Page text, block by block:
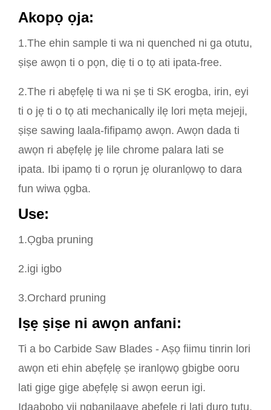
Akopọ ọja:
1.The ehin sample ti wa ni quenched ni ga otutu,
ṣiṣe awọn ti o pọn, diẹ ti o tọ ati ipata-free.
2.The ri abẹfẹlẹ ti wa ni ṣe ti SK erogba, irin, eyi
ti o jẹ ti o tọ ati mechanically ilẹ lori mẹta mejeji,
ṣiṣe sawing laala-fifipamọ awọn. Awọn dada ti
awọn ri abẹfẹlẹ jẹ lile chrome palara lati se
ipata. Ibi ipamọ ti o rọrun jẹ oluranlọwọ to dara
fun wiwa ọgba.
Use:
1.Ọgba pruning
2.igi igbo
3.Orchard pruning
Iṣẹ ṣiṣe ni awọn anfani:
Ti a bo Carbide Saw Blades - Aṣọ fiimu tinrin lori
awọn eti ehin abẹfẹlẹ ṣe iranlọwọ gbigbe ooru
lati gige gige abẹfẹlẹ si awọn eerun igi.
Idaabobo yii ngbanilaaye abẹfẹlẹ ri lati duro tutu,